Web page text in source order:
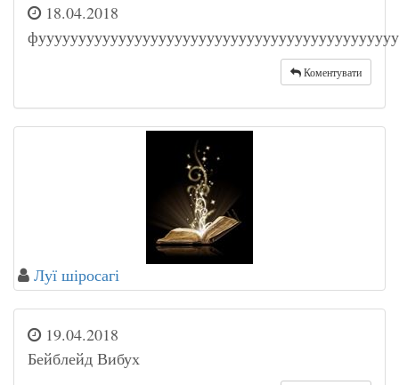
18.04.2018
Коментувати
Луї шіросагі
19.04.2018
Бейблейд Вибух